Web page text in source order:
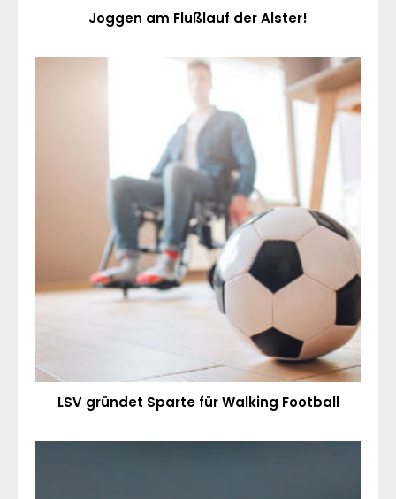
Joggen am Flußlauf der Alster!
LSV gründet Sparte für Walking Football